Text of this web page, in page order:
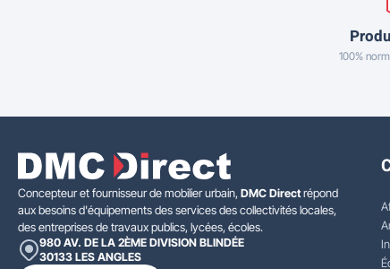
100%
Concepteur et fournisseur de mobilier urbain, DMC Directrépond
aux besoins d'équipements des services des collectivités locales,
des entreprises de travaux publics, lycées, écoles.
980 AV. DE LA 2ÈME DIVISION BLINDÉE
30133 LES ANGLES